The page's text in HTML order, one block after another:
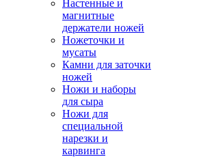
Настенные и
магнитные
держатели ножей
Ножеточки и
мусаты
Камни для заточки
ножей
Ножи и наборы
для сыра
Ножи для
специальной
нарезки и
карвинга